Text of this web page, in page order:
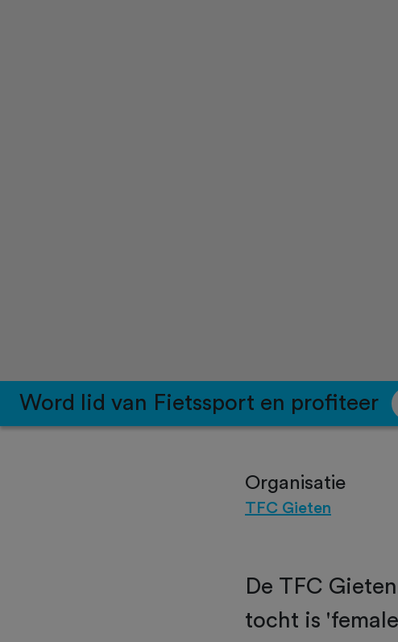
Word lid van Fietssport en profiteer
Organisatie
TFC Gieten
De TFC
tocht is